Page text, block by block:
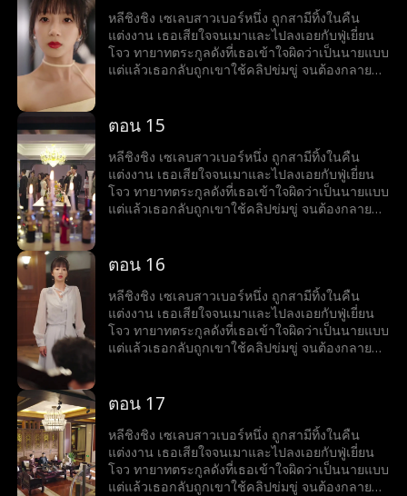
หลีชิงชิง เซเลบสาวเบอร์หนึ่ง ถูกสามีทิ้งในคืน
แต่งงาน เธอเสียใจจนเมาและไปลงเอยกับฟู่เยี่ยน
โจว ทายาทตระกูลดังที่เธอเข้าใจผิดว่าเป็นนายแบบ
แต่แล้วเธอกลับถูกเขาใช้คลิปข่มขู่ จนต้องกลายมา
ตอน 15
หลีชิงชิง เซเลบสาวเบอร์หนึ่ง ถูกสามีทิ้งในคืน
แต่งงาน เธอเสียใจจนเมาและไปลงเอยกับฟู่เยี่ยน
โจว ทายาทตระกูลดังที่เธอเข้าใจผิดว่าเป็นนายแบบ
แต่แล้วเธอกลับถูกเขาใช้คลิปข่มขู่ จนต้องกลายมา
ตอน 16
หลีชิงชิง เซเลบสาวเบอร์หนึ่ง ถูกสามีทิ้งในคืน
แต่งงาน เธอเสียใจจนเมาและไปลงเอยกับฟู่เยี่ยน
โจว ทายาทตระกูลดังที่เธอเข้าใจผิดว่าเป็นนายแบบ
แต่แล้วเธอกลับถูกเขาใช้คลิปข่มขู่ จนต้องกลายมา
ตอน 17
หลีชิงชิง เซเลบสาวเบอร์หนึ่ง ถูกสามีทิ้งในคืน
แต่งงาน เธอเสียใจจนเมาและไปลงเอยกับฟู่เยี่ยน
โจว ทายาทตระกูลดังที่เธอเข้าใจผิดว่าเป็นนายแบบ
แต่แล้วเธอกลับถูกเขาใช้คลิปข่มขู่ จนต้องกลายมา